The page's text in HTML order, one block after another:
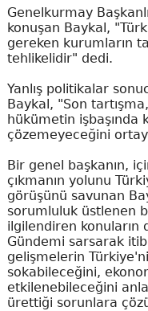
Genelkurmay
konuşan Baykal,
gereken kurumların
tehlikelidir" dedi.
Yanlış politikalar
Baykal, "Son
hükümetin işbaşında
çözemeyeceğini
Bir genel başkanın,
çıkmanın yolunu
görüşünü savunan
sorumluluk üstlenen
ilgilendiren konuların
Gündemi sarsarak
gelişmelerin
sokabileceğini,
etkilenebileceğini
ürettiği sorunlara